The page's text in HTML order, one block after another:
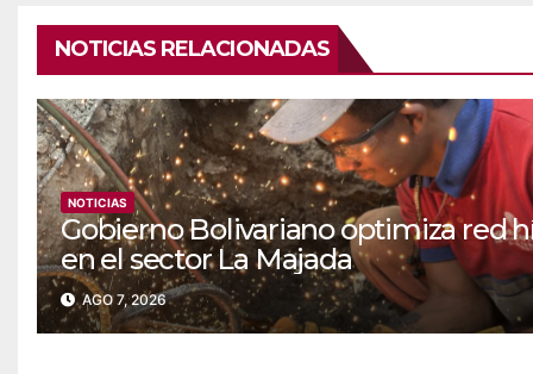
NOTICIAS RELACIONADAS
NOTICIAS
Gobierno Bolivariano optimiza red
en el sector La Majada
AGO 7, 2026